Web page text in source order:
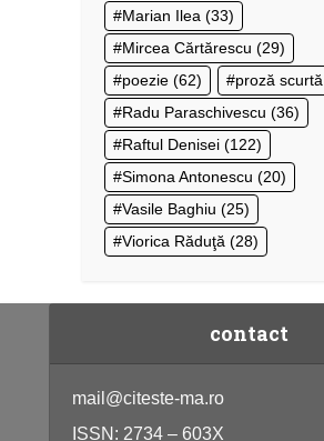
Marian Ilea (33)
Mircea Cărtărescu (29)
poezie (62) proză scurtă
Radu Paraschivescu (36)
Raftul Denisei (122)
Simona Antonescu (20)
Vasile Baghiu (25)
Viorica Răduţă (28)
contact
mail@citeste-ma.ro
ISSN: 2734 – 603X